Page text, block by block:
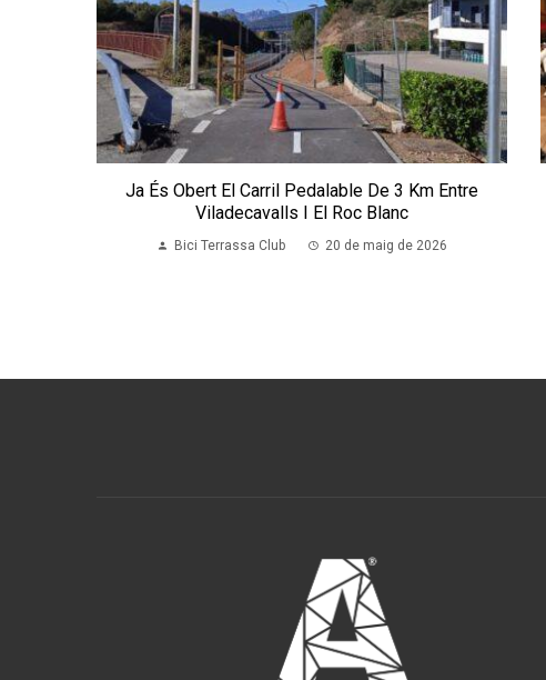
Ja És Obert El Carril Pedalable De 3 Km Entre
Viladecavalls I El Roc Blanc
Bici Terrassa Club 20 de maig de 2026